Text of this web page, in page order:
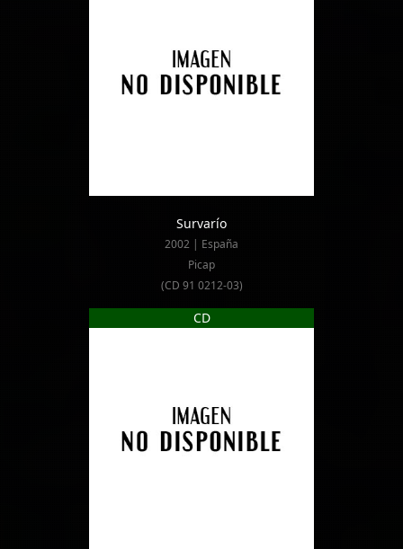
Survarío
2002 | España
Picap
(CD 91 0212-03)
CD